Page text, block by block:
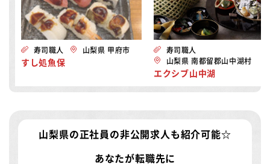
寿司職人 山梨県 甲府市
すし処魚保
寿司職人
山梨県 南都留郡山中湖村
エクシブ山中湖
山梨県の正社員の非公開求人 も紹介可能☆
あなたが転職先に